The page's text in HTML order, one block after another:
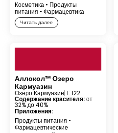
Косметика • Продукты
питания • Фармацевтика
Читать далее
Аллокол™ Озеро
Кармуазин
Озеро Кармуазин| E 122
Содержание красителя:от
32% до 40%
Приложения:
Продукты питания •
Фармацевтические